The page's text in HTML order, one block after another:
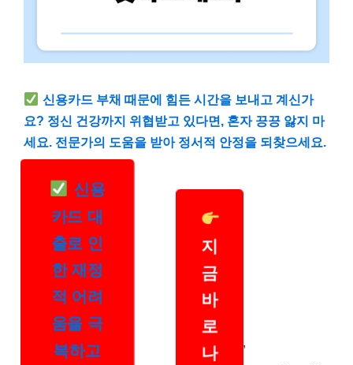
신용카드 부채 때문에 힘든 시간을 보내고 계신가
요? 정신 건강까지 위협받고 있다면, 혼자 끙끙 앓지 마
세요. 전문가의 도움을 받아 정서적 안정을 되찾으세요.
신용
카드 대
출로 인
한 재정
적 어려
움을 극
복하고
지
금
바
로
나
”